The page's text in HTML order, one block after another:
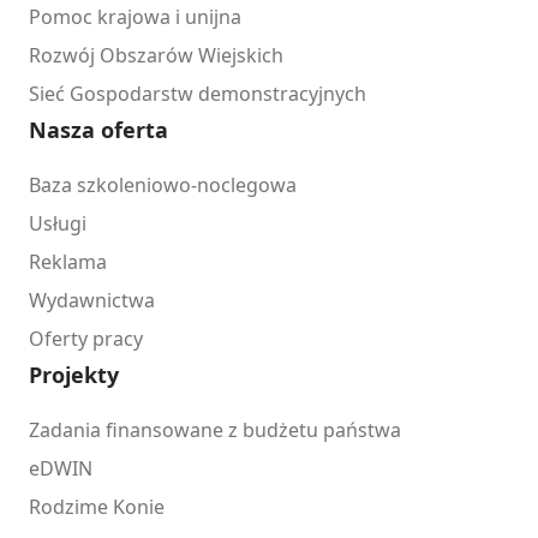
Pomoc krajowa i unijna
Rozwój Obszarów Wiejskich
Sieć Gospodarstw demonstracyjnych
Nasza oferta
Baza szkoleniowo-noclegowa
Usługi
Reklama
Wydawnictwa
Oferty pracy
Projekty
Zadania finansowane z budżetu państwa
eDWIN
Rodzime Konie